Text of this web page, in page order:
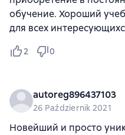
обучение. Хороший
для всех
2 0
autoreg896437103
26 Październik 2021
Новейший и просто